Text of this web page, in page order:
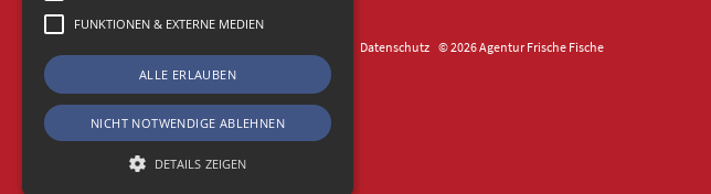
Datenschutz © 2026 Agentur Frische Fische
FUNKTIONEN & EXTERNE MEDIEN
ALLE ERLAUBEN
NICHT NOTWENDIGE ABLEHNEN
DETAILS ZEIGEN